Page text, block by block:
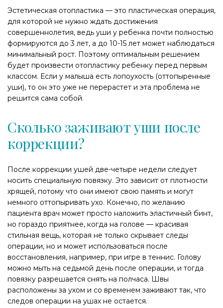
Эстетическая отопластика — это пластическая операция,
для которой не нужно ждать достижения
совершеннолетия, ведь уши у ребенка почти полностью
формируются до 3 лет, а до 10-15 лет может наблюдаться
минимальный рост. Поэтому оптимальным решением
будет произвести отопластику ребенку перед первым
классом. Если у малыша есть лопоухость (оттопыренные
уши), то он это уже не перерастет и эта проблема не
решится сама собой.
Сколько заживают уши после
коррекции?
После коррекции ушей две-четыре недели следует
носить специальную повязку. Это зависит от плотности
хрящей, потому что они имеют свою память и могут
немного оттопыривать ухо. Конечно, по желанию
пациента врач может просто наложить эластичный бинт,
но гораздо приятнее, когда на голове — красивая
стильная вещь, которая не только скрывает следы
операции, но и может использоваться после
восстановления, например, при игре в теннис. Голову
можно мыть на седьмой день после операции, и тогда
повязку разрешается снять на полчаса. Швы
расположены за ухом и со временем заживают так, что
следов операции на ушах не остается.